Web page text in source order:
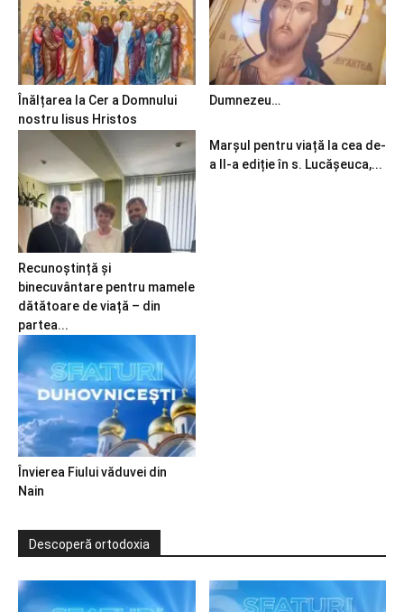
Înălțarea la Cer a Domnului
nostru Iisus Hristos
Dumnezeu…
Recunoștință și
binecuvântare pentru mamele
dătătoare de viață – din
partea...
Marșul pentru viață la cea de-
a II-a ediție în s. Lucășeuca,...
Învierea Fiului văduvei din
Nain
Descoperă ortodoxia